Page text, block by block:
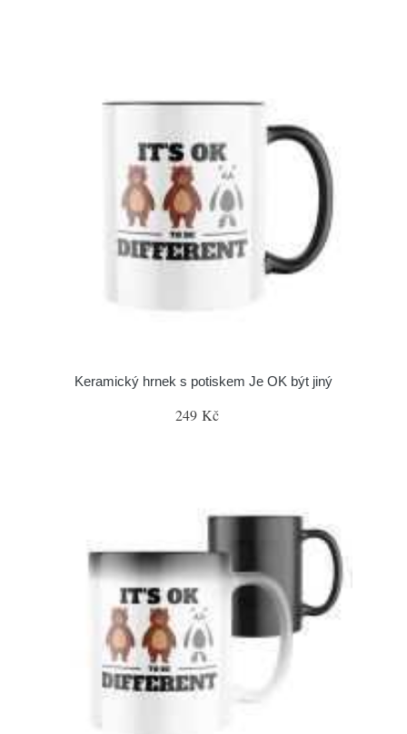
Keramický hrnek s potiskem Je OK být jiný
249 Kč